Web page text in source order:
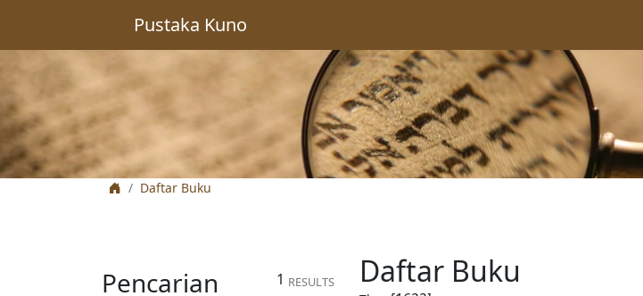
Pustaka Kuno
Daftar Buku
1 RESULTS
Pencarian Daftar Buku